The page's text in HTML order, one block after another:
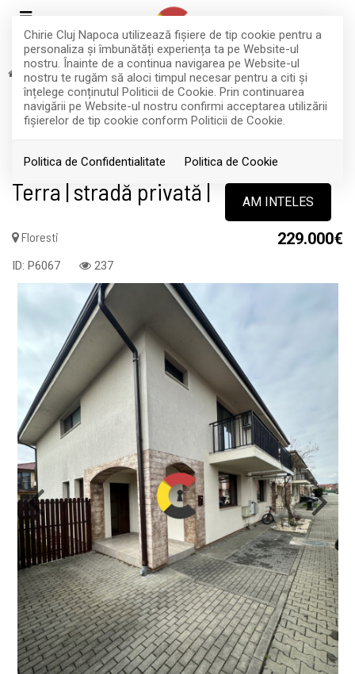
Chirie Cluj Napoca utilizează fişiere de tip cookie pentru a
personaliza și îmbunătăți experiența ta pe Website-ul
nostru. Înainte de a continua navigarea pe Website-ul
nostru te rugăm să aloci timpul necesar pentru a citi și
înțelege conținutul Politicii de Cookie. Prin continuarea
navigării pe Website-ul nostru confirmi acceptarea utilizării
fişierelor de tip cookie conform Politicii de Cookie.
Politica de Confidentialitate Politica de Cookie
AM INTELES
Vanzare Case Floresti
Acest anunt nu mai este activ !
Unitate locativă | Florești | zona
Terra | stradă privată |
Floresti 229.000€
ID: P6067 237
RETRAS